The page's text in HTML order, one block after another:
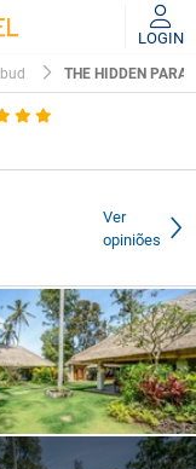
LOGIN
THE HIDDEN
Ver
opiniões